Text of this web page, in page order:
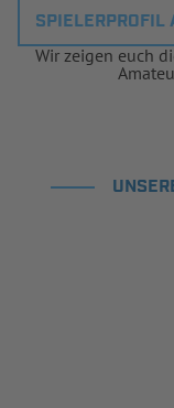
SPIELERPROFIL
Wir zeigen euch